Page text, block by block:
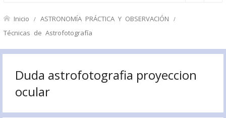
Inicio ASTRONOMÍA PRÁCTICA Y OBSERVACIÓN
Técnicas de Astrofotografía
Duda astrofotografia proyeccion
ocular